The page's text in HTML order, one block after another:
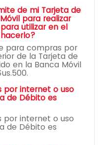
de mi Tarjeta de
para realizar
utilizar en el
para compras por
de la Tarjeta de
en la Banca Móvil
por internet o uso
de Débito es
por internet o uso
de Débito es